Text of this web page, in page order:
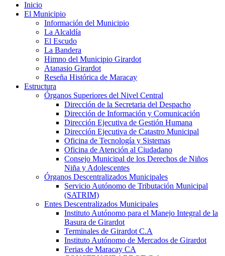
Inicio
El Municipio
Información del Municipio
La Alcaldía
El Escudo
La Bandera
Himno del Municipio Girardot
Atanasio Girardot
Reseña Histórica de Maracay
Estructura
Órganos Superiores del Nivel Central
Dirección de la Secretaria del Despacho
Dirección de Información y Comunicación
Dirección Ejecutiva de Gestión Humana
Dirección Ejecutiva de Catastro Municipal
Oficina de Tecnología y Sistemas
Oficina de Atención al Ciudadano
Consejo Municipal de los Derechos de Niños
Niña y Adolescentes
Órganos Descentralizados Municipales
Servicio Autónomo de Tributación Municipal
(SATRIM)
Entes Descentralizados Municipales
Instituto Autónomo para el Manejo Integral de la
Basura de Girardot
Terminales de Girardot C.A
Instituto Autónomo de Mercados de Girardot
Ferias de Maracay CA